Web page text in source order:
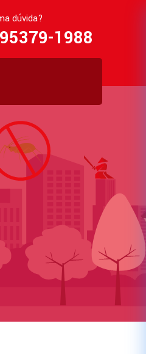
dúvida?
1988